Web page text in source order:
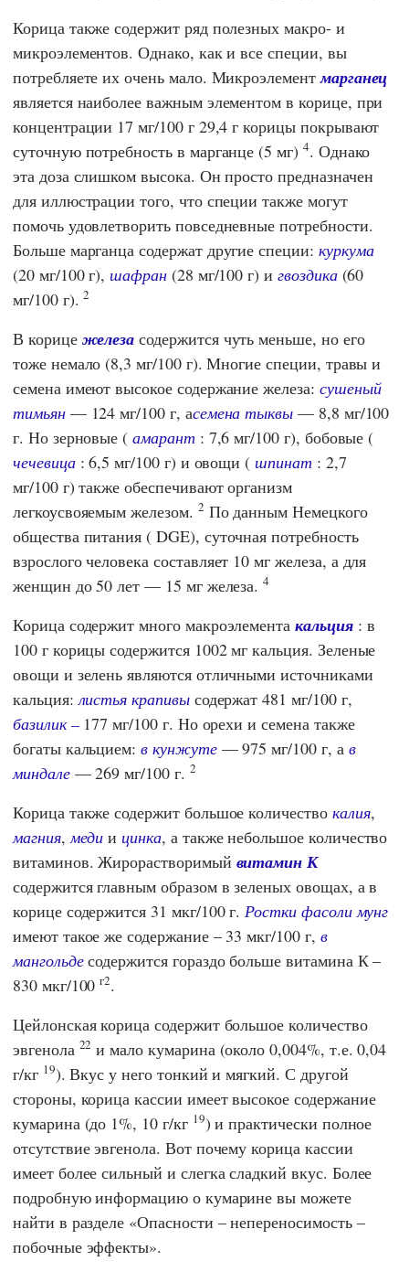
Корица также содержит ряд полезных макро- и
микроэлементов. Однако, как и все специи, вы
потребляете их очень мало. Микроэлементмарганец
является наиболее важным элементом в корице, при
концентрации 17 мг/100 г 29,4 г корицы покрывают
суточную потребность в марганце (5 мг) 4. Однако
эта доза слишком высока. Он просто предназначен
для иллюстрации того, что специи также могут
помочь удовлетворить повседневные потребности.
Больше марганца содержат другие специи: куркума
(20 мг/100 г), шафран(28 мг/100 г) и гвоздика(60
мг/100 г).2
В корице железа содержится чуть меньше, но его
тоже немало (8,3 мг/100 г). Многие специи, травы и
семена имеют высокое содержание железа: сушеный
тимьян— 124 мг/100 г, асемена тыквы — 8,8 мг/100
г. Но зерновые (амарант : 7,6 мг/100 г), бобовые (
чечевица: 6,5 мг/100 г) и овощи ( шпинат : 2,7
мг/100 г) также обеспечивают организм
легкоусвояемым железом. 2 По даннымНемецкого
общества питания ( DGE), суточная потребность
взрослого человека составляет 10 мг железа, а для
женщин до 50 лет — 15 мг железа.4
Корица содержит много макроэлементакальция: в
100 г корицы содержится 1002 мг кальция. Зеленые
овощи и зелень являются отличными источниками
кальция:листья крапивысодержат 481 мг/100 г,
базилик –177 мг/100 г. Но орехи и семена также
богаты кальцием:в кунжуте— 975 мг/100 г, а в
миндале— 269 мг/100 г. 2
Корица также содержит большое количество калия,
магния,меди и цинка, а также небольшое количество
витаминов. Жирорастворимый витамин К
содержится главным образом в зеленых овощах, а в
корице содержится 31 мкг/100 г.Ростки фасоли мунг
имеют такое же содержание – 33 мкг/100 г, в
мангольдесодержится гораздо больше витамина К –
830 мкг/100г2.
Цейлонская корица содержит большое количество
эвгенола 22 и мало кумарина (около 0,004%, т.е. 0,04
г/кг 19). Вкус у него тонкий и мягкий. С другой
стороны, корица кассии имеет высокое содержание
кумарина (до 1%, 10 г/кг 19) и практически полное
отсутствие эвгенола. Вот почему корица кассии
имеет более сильный и слегка сладкий вкус. Более
подробную информацию о кумарине вы можете
найти в разделе «Опасности – непереносимость –
побочные эффекты».